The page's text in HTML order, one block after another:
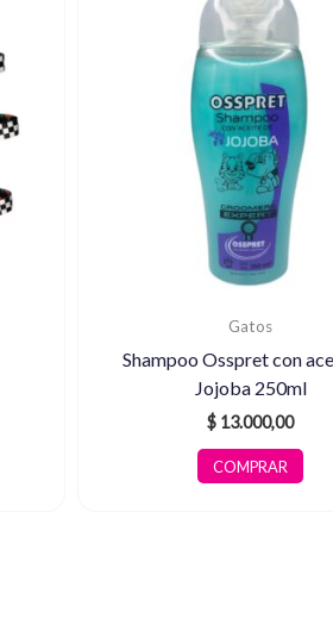
Gatos
Shampoo Osspret con
Jojoba 250ml
$ 13.000,00
COMPRAR